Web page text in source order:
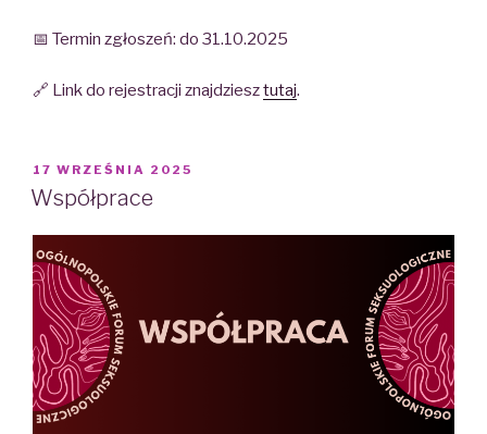
📅 Termin zgłoszeń: do 31.10.2025
🔗 Link do rejestracji znajdziesztutaj.
POSTED
ON
17 WRZEŚNIA 2025
Współprace